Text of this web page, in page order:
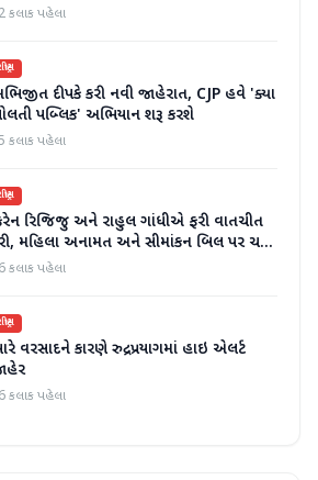
કલાક પહેલા
દીપકે કરી નવી જાહેરાત, CJP હવે 'ક્યા
પબ્લિક' અભિયાન શરૂ કરશે
કલાક પહેલા
રિજિજુ અને રાહુલ ગાંધીએ ફરી વાતચીત
મહિલા અનામત અને સીમાંકન બિલ પર ચર્ચા
કલાક પહેલા
વરસાદને કારણે રુદ્રપ્રયાગમાં હાઇ એલર્ટ
કલાક પહેલા